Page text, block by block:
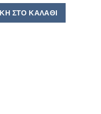
ΣΤΟ ΚΑΛΆΘΙ